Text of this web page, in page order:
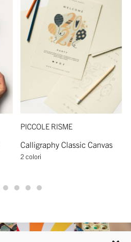
PICCOLE RISME
Calligraphy Classic Canvas
2 colori